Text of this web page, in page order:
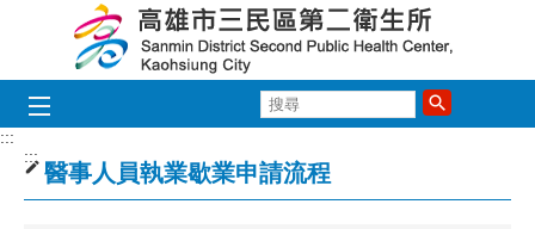
跳到主要內容區塊
尋
:::
:::
醫事人員執業歇業申請流程